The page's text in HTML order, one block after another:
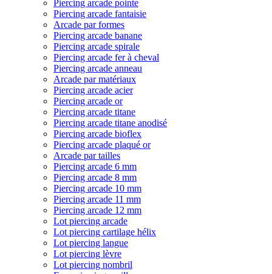
Piercing arcade pointe
Piercing arcade fantaisie
Arcade par formes
Piercing arcade banane
Piercing arcade spirale
Piercing arcade fer à cheval
Piercing arcade anneau
Arcade par matériaux
Piercing arcade acier
Piercing arcade or
Piercing arcade titane
Piercing arcade titane anodisé
Piercing arcade bioflex
Piercing arcade plaqué or
Arcade par tailles
Piercing arcade 6 mm
Piercing arcade 8 mm
Piercing arcade 10 mm
Piercing arcade 11 mm
Piercing arcade 12 mm
Lot piercing arcade
Lot piercing cartilage hélix
Lot piercing langue
Lot piercing lèvre
Lot piercing nombril